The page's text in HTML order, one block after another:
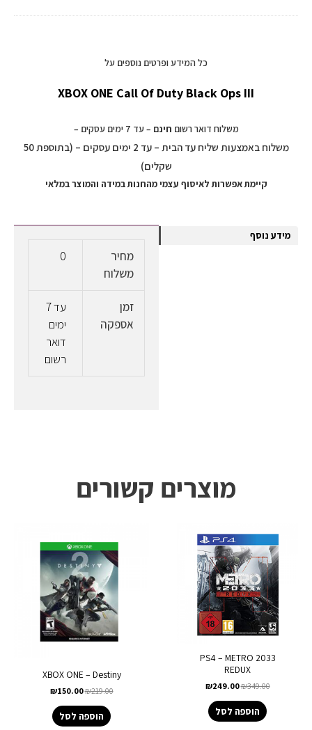
כל המידע ופרטים נוספים על
XBOX ONE Call Of Duty Black Ops III
משלוח דואר רשום חינם – עד 7 ימים עסקים –
משלוח באמצעות שליח עד הבית – עד 2 ימים עסקים – (בתוספת 50
שקלים)
קיימת אפשרות לאיסוף עצמי מהחנות במידה והמוצר במלאי
מידע נוסף
מחיר
משלוח
0
זמן
אספקה
עד 7
ימים
דואר
רשום
מוצרים קשורים
PS4 – METRO 2033
REDUX
₪349.00
₪249.00
הוספה לסל
XBOX ONE – Destiny
₪219.00
₪150.00
הוספה לסל